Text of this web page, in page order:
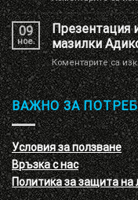
09
ное.
Презентация
мазилки
Коментарите са
ВАЖНО ЗА
Условия за ползване
Връзка с нас
Политика за защита на